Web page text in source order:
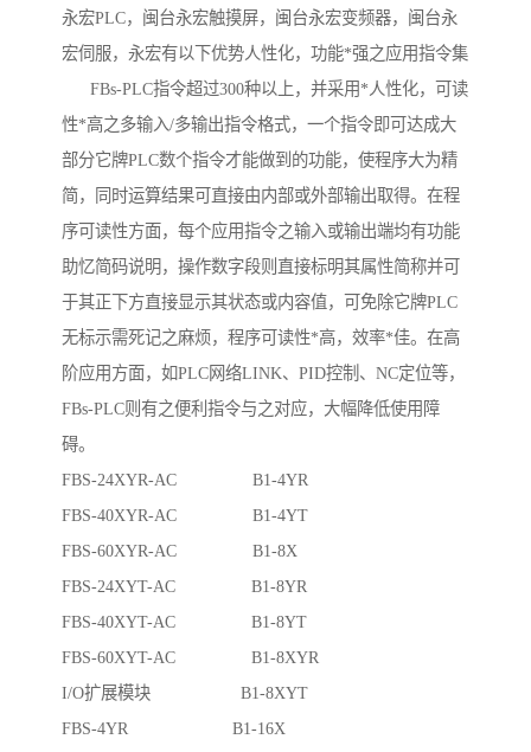
永宏PLC，闽台永宏触摸屏，闽台永宏变频器，闽台永
宏伺服，永宏有以下优势人性化，功能*强之应用指令集
FBs-PLC指令超过300种以上，并采用*人性化，可读
性*高之多输入/多输出指令格式，一个指令即可达成大
部分它牌PLC数个指令才能做到的功能，使程序大为精
简，同时运算结果可直接由内部或外部输出取得。在程
序可读性方面，每个应用指令之输入或输出端均有功能
助忆简码说明，操作数字段则直接标明其属性简称并可
于其正下方直接显示其状态或内容值，可免除它牌PLC
无标示需死记之麻烦，程序可读性*高，效率*佳。在高
阶应用方面，如PLC网络LINK、PID控制、NC定位等，
FBs-PLC则有之便利指令与之对应，大幅降低使用障
碍。
FBS-24XYR-AC B1-4YR
FBS-40XYR-AC B1-4YT
FBS-60XYR-AC B1-8X
FBS-24XYT-AC B1-8YR
FBS-40XYT-AC B1-8YT
FBS-60XYT-AC B1-8XYR
I/O扩展模块 B1-8XYT
FBS-4YR B1-16X